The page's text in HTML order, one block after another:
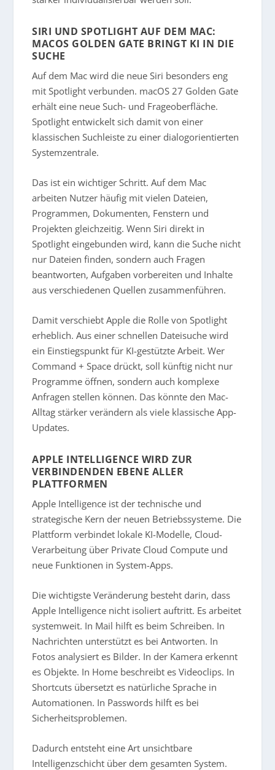
SIRI UND SPOTLIGHT AUF DEM MAC:
MACOS GOLDEN GATE BRINGT KI IN DIE
SUCHE
Auf dem Mac wird die neue Siri besonders eng
mit Spotlight verbunden. macOS 27 Golden Gate
erhält eine neue Such- und Frageoberfläche.
Spotlight entwickelt sich damit von einer
klassischen Suchleiste zu einer dialogorientierten
Systemzentrale.
Das ist ein wichtiger Schritt. Auf dem Mac
arbeiten Nutzer häufig mit vielen Dateien,
Programmen, Dokumenten, Fenstern und
Projekten gleichzeitig. Wenn Siri direkt in
Spotlight eingebunden wird, kann die Suche nicht
nur Dateien finden, sondern auch Fragen
beantworten, Aufgaben vorbereiten und Inhalte
aus verschiedenen Quellen zusammenführen.
Damit verschiebt Apple die Rolle von Spotlight
erheblich. Aus einer schnellen Dateisuche wird
ein Einstiegspunkt für KI-gestützte Arbeit. Wer
Command + Space drückt, soll künftig nicht nur
Programme öffnen, sondern auch komplexe
Anfragen stellen können. Das könnte den Mac-
Alltag stärker verändern als viele klassische App-
Updates.
APPLE INTELLIGENCE WIRD ZUR
VERBINDENDEN EBENE ALLER
PLATTFORMEN
Apple Intelligence ist der technische und
strategische Kern der neuen Betriebssysteme. Die
Plattform verbindet lokale KI-Modelle, Cloud-
Verarbeitung über Private Cloud Compute und
neue Funktionen in System-Apps.
Die wichtigste Veränderung besteht darin, dass
Apple Intelligence nicht isoliert auftritt. Es arbeitet
systemweit. In Mail hilft es beim Schreiben. In
Nachrichten unterstützt es bei Antworten. In
Fotos analysiert es Bilder. In der Kamera erkennt
es Objekte. In Home beschreibt es Videoclips. In
Shortcuts übersetzt es natürliche Sprache in
Automationen. In Passwords hilft es bei
Sicherheitsproblemen.
Dadurch entsteht eine Art unsichtbare
Intelligenzschicht über dem gesamten System.